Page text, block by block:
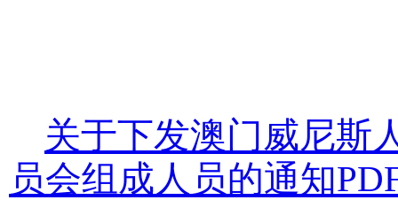
关于下发澳门威尼斯
员会组成人员的通知